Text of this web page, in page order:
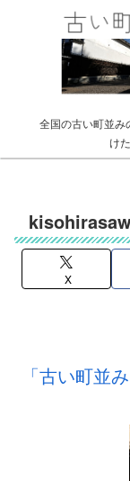
全国の古い町並み
け
X
「古い町並